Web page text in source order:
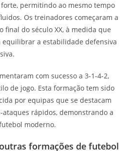
permitindo ao mesmo tempo
Os treinadores começaram a
final do século XX, à medida que
equilibrar a estabilidade defensiva
com sucesso a 3-1-4-2,
de jogo. Esta formação tem sido
por equipas que se destacam
ataques rápidos, demonstrando a
moderno.
formações de futebol